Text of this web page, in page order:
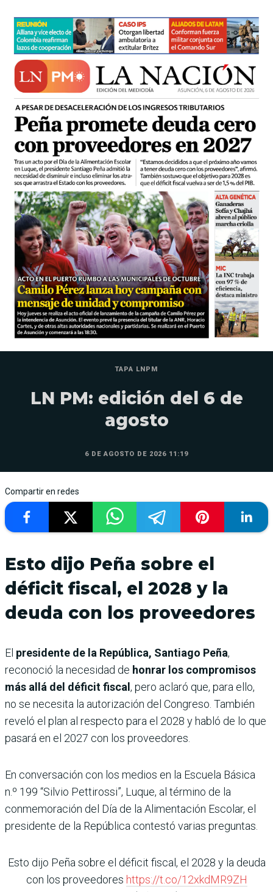
TAPA LNPM
LN PM: edición del 6 de
agosto
6 DE AGOSTO DE 2026 11:19
Compartir en redes
Esto dijo Peña sobre el
déficit fiscal, el 2028 y la
deuda con los proveedores
El presidente de la República, Santiago Peña,
reconoció la necesidad de honrar los compromisos
más allá del déficit fiscal , pero aclaró que, para ello,
no se necesita la autorización del Congreso. También
reveló el plan al respecto para el 2028 y habló de lo que
pasará en el 2027 con los proveedores.
En conversación con los medios en la Escuela Básica
n.º 199 “Silvio Pettirossi”, Luque, al término de la
conmemoración del Día de la Alimentación Escolar, el
presidente de la República contestó varias preguntas.
Esto dijo Peña sobre el déficit fiscal, el 2028 y la deuda
con los proveedores https://t.co/12xkdMR9ZH